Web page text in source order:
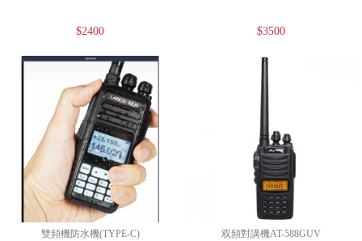
$2400 $3500
雙頻機防水機(TYPE-C) 双頻對講機AT-588GUV